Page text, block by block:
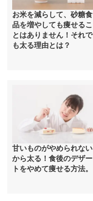
お米を減らして、砂糖食
品を増やしても痩せるこ
とはありません！それで
も太る理由とは？
甘いものがやめられない
から太る！食後のデザー
トをやめて痩せる方法。